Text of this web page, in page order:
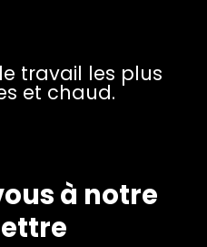
travail les plus
et chaud.
à notre